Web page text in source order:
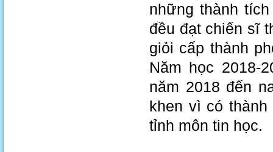
những thành
đều đạt chiến sĩ
giỏi cấp thành
Năm học 2018-
năm 2018 đến
khen vì có
tỉnh môn tin học.